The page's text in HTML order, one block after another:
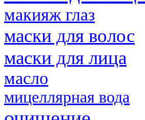
макияж глаз
маски для волос
маски для лица
масло
мицеллярная вода